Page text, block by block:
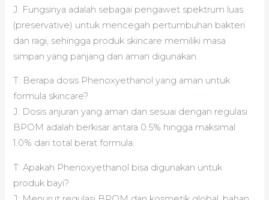
J: Fungsinya adalah sebagai pengawet spektrum luas
(preservative) untuk mencegah pertumbuhan bakteri
dan ragi, sehingga produk skincare memiliki masa
simpan yang panjang dan aman digunakan.
T: Berapa dosis Phenoxyethanol yang aman untuk
formula skincare?
J: Dosis anjuran yang aman dan sesuai dengan regulasi
BPOM adalah berkisar antara 0.5% hingga maksimal
1.0% dari total berat formula.
T: Apakah Phenoxyethanol bisa digunakan untuk
produk bayi?